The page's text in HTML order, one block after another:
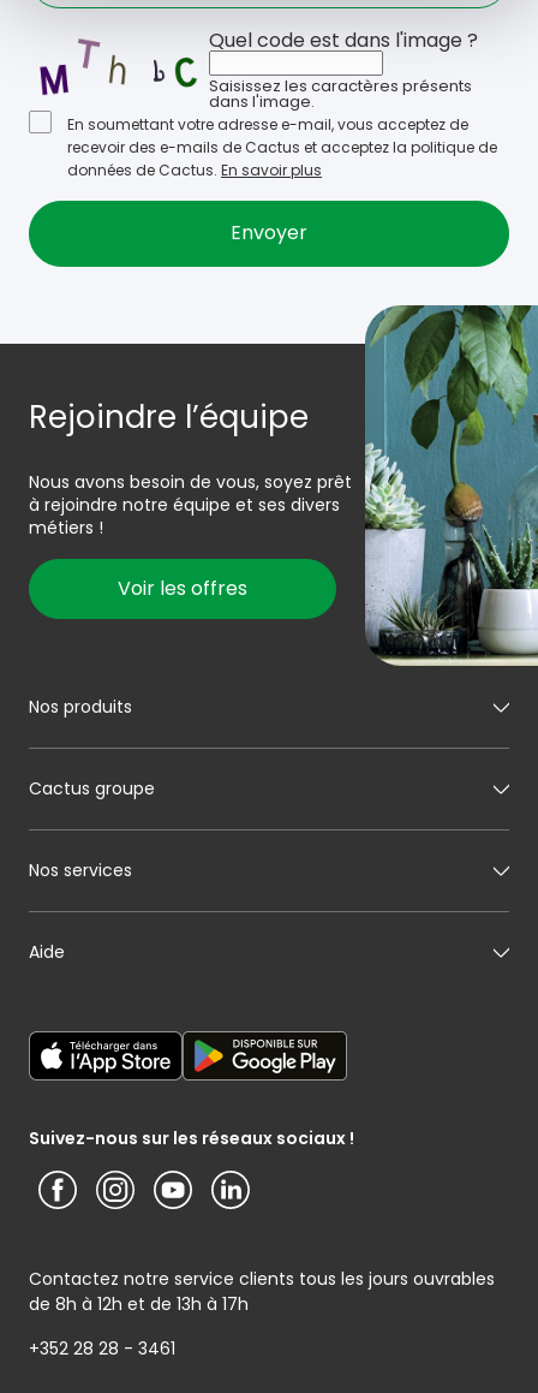
Quel code est dans l'image ?
Saisissez les caractères présents
dans l'image.
En soumettant votre adresse e-mail, vous acceptez de
recevoir des e-mails de Cactus et acceptez la politique de
données de Cactus. En savoir plus
Rejoindre l’équipe
Nous avons besoin de vous, soyez prêt
à rejoindre notre équipe et ses divers
métiers !
Voir les offres
Suivez-nous sur les réseaux sociaux !
Contactez notre service clients tous les jours ouvrables
de 8h à 12h et de 13h à 17h
+352 28 28 - 3461
Nos produits
Mon boucher
Mon boulanger
Mon maraîcher
Cactus groupe
A propos de Cactus
Nos engagements
Media / Presse
Présentation du groupe (PDF)
Nos services
Carte cadeau
Service photo
Aide
Conditions générales – Site www.cactus.lu
Notice d’information Cactus et Caterman (de Schnékert
Conditions générales de garantie